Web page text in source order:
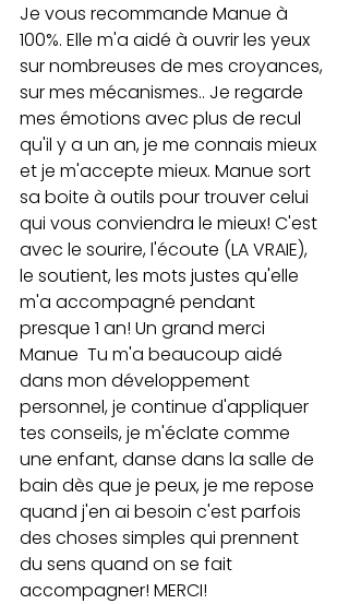
Je vous recommande Manue à
100%. Elle m'a aidé à ouvrir les yeux
sur nombreuses de mes croyances,
sur mes mécanismes.. Je regarde
mes émotions avec plus de recul
qu'il y a un an, je me connais mieux
et je m'accepte mieux. Manue sort
sa boite à outils pour trouver celui
qui vous conviendra le mieux! C'est
avec le sourire, l'écoute (LA VRAIE),
le soutient, les mots justes qu'elle
m'a accompagné pendant
presque 1 an! Un grand merci
Manue  Tu m'a beaucoup aidé
dans mon développement
personnel, je continue d'appliquer
tes conseils, je m'éclate comme
une enfant, danse dans la salle de
bain dès que je peux, je me repose
quand j'en ai besoin c'est parfois
des choses simples qui prennent
du sens quand on se fait
accompagner! MERCI!